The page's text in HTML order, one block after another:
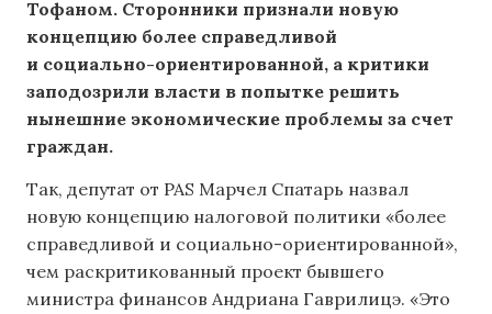
Тофаном. Сторонники признали новую
концепцию более справедливой
и социально-ориентированной, а критики
заподозрили власти в попытке решить
нынешние экономические проблемы за счет
граждан.
Так, депутат от PAS Марчел Спатарь назвал
новую концепцию налоговой политики «более
справедливой и социально-ориентированной»,
чем раскритикованный проект бывшего
министра финансов Андриана Гаврилицэ. «Это